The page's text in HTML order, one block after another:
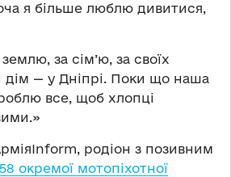
я більше люблю дивитися,
за сім’ю, за своїх
дім — у Дніпрі. Поки що наша
все, щоб хлопці
родіон з позивним
окремої мотопіхотної